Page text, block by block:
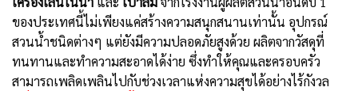
ของประเทศนี้ไม่เพียงแค่สร้างความสนุกสนานเท่านั้น อุปกรณ์
สวนน้ำชนิดต่างๆ แต่ยังมีความปลอดภัยสูงด้วย ผลิตจากวัสดุที่
ทนทานและทำความสะอาดได้ง่าย ซึ่งทำให้คุณและครอบครัว
สามารถเพลิดเพลินไปกับช่วงเวลาแห่งความสุขได้อย่างไร้กังวล